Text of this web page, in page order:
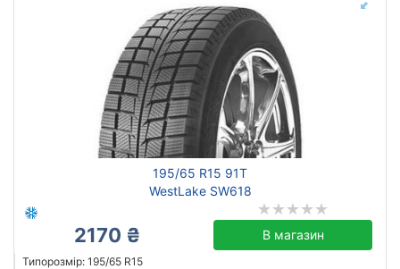
195/65 R15 91T
WestLake SW618
2170 ₴ В магазин
Типорозмір: 195/65 R15